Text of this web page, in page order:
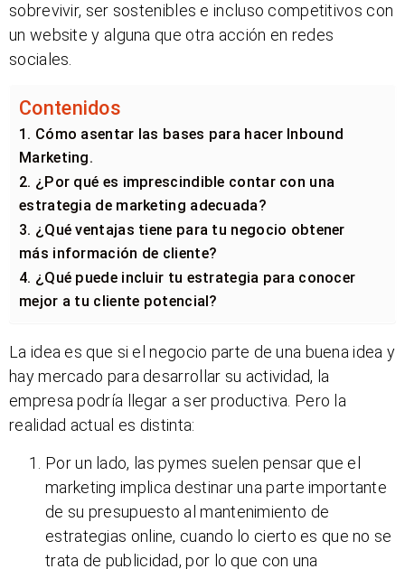
sobrevivir, ser sostenibles e incluso competitivos con
un website y alguna que otra acción en redes
sociales.
Contenidos
1. Cómo asentar las bases para hacer Inbound
Marketing.
2. ¿Por qué es imprescindible contar con una
estrategia de marketing adecuada?
3. ¿Qué ventajas tiene para tu negocio obtener
más información de cliente?
4. ¿Qué puede incluir tu estrategia para conocer
mejor a tu cliente potencial?
La idea es que si el negocio parte de una buena idea y
hay mercado para desarrollar su actividad, la
empresa podría llegar a ser productiva. Pero la
realidad actual es distinta:
Por un lado, las pymes suelen pensar que el
marketing implica destinar una parte importante
de su presupuesto al mantenimiento de
estrategias online, cuando lo cierto es que no se
trata de publicidad, por lo que con una